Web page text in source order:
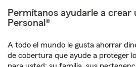
Permítanos ayudarle a crear
Personal®
A todo el mundo le gusta ahorrar
de cobertura que ayude a proteger